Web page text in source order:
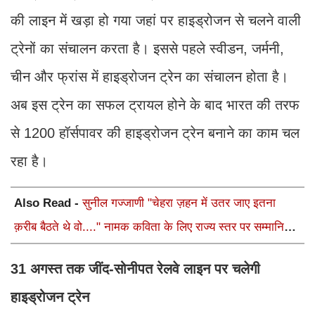
की लाइन में खड़ा हो गया जहां पर हाइड्रोजन से चलने वाली
ट्रेनों का संचालन करता है। इससे पहले स्वीडन, जर्मनी,
चीन और फ्रांस में हाइड्रोजन ट्रेन का संचालन होता है।
अब इस ट्रेन का सफल ट्रायल होने के बाद भारत की तरफ
से 1200 हॉर्सपावर की हाइड्रोजन ट्रेन बनाने का काम चल
रहा है।
Also Read -सुनील गज्जाणी "चेहरा ज़हन में उतर जाए इतना
क़रीब बैठते थे वो...." नामक कविता के लिए राज्य स्तर पर सम्मानित
31 अगस्त तक जींद-सोनीपत रेलवे लाइन पर चलेगी
हाइड्रोजन ट्रेन